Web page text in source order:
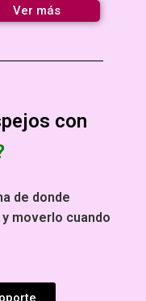
Ver más
con
de donde
y moverlo cuando